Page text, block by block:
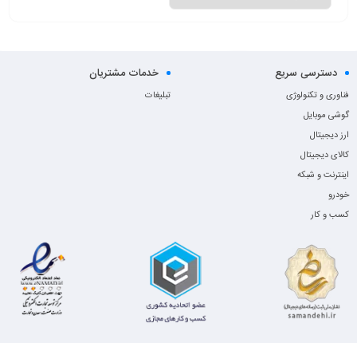
دسترسی سریع
فناوری و تکنولوژی
گوشی موبایل
ارز دیجیتال
کالای دیجیتال
اینترنت و شبکه
خودرو
کسب و کار
خدمات مشتریان
تبلیغات